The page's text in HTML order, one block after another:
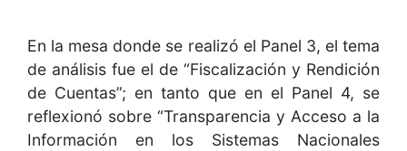
En la mesa donde se realizó el Panel 3, el tema
de análisis fue el de “Fiscalización y Rendición
de Cuentas”; en tanto que en el Panel 4, se
reflexionó sobre “Transparencia y Acceso a la
Información en los Sistemas Nacionales